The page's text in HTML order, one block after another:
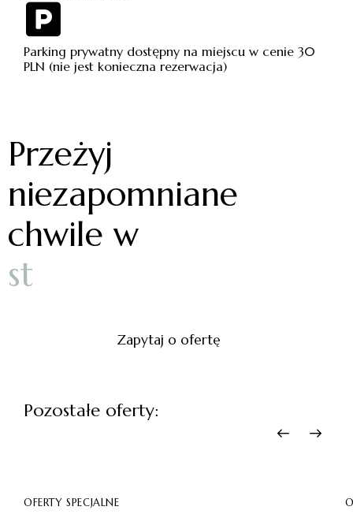
Parking prywatny dostępny na miejscu w cenie 30
PLN (nie jest konieczna rezerwacja)
Przeżyj
niezapomniane
chwile w
st
Zapytaj o ofertę
Pozostałe oferty:
OFERTY SPECJALNE